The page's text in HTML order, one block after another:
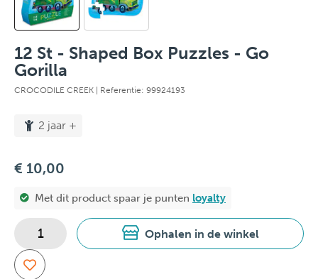
12 St - Shaped Box Puzzles - Go
Gorilla
CROCODILE CREEK | Referentie: 99924193
2 jaar +
€ 10,00
Met dit product spaar je punten loyalty
Ophalen in de winkel